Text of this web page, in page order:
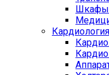
Кардиология